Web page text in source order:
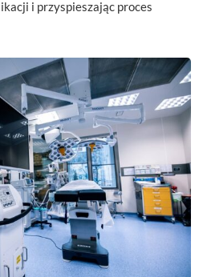
i przyspieszając proces